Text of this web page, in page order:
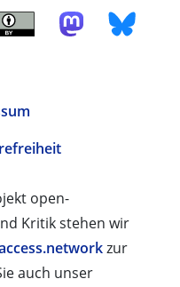
open-
Kritik stehen wir
zur
auch unser